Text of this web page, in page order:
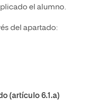
el alumno.
del apartado:
(artículo 6.1.a)